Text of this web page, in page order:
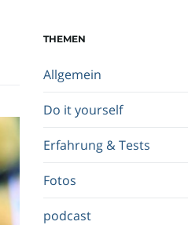
b
g
i
f
.
.
.
THEMEN
Allgemein
Do it yourself
Erfahrung & Tests
Fotos
podcast